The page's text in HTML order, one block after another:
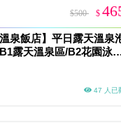
$500 $
泉飯店】平日露天溫泉
露天溫泉區/B2花園泳
47 人已